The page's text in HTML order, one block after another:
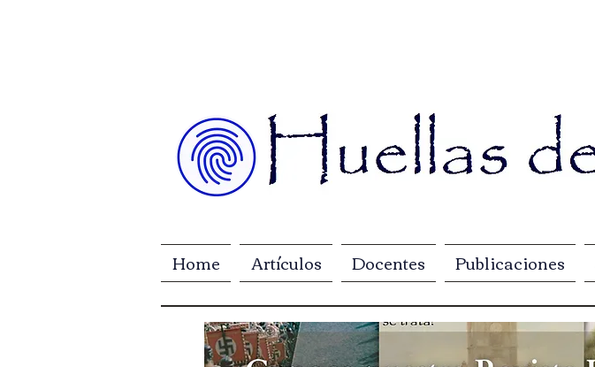
Home Artículos Docentes Publicaciones